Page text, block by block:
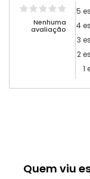
Nenhuma
avaliação
5
4
3
2
1
Quem viu